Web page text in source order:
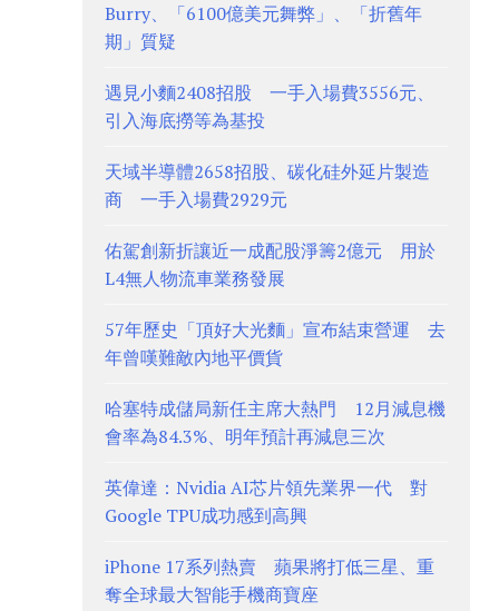
Burry、「6100億美元舞弊」、「折舊年
期」質疑
遇見小麵2408招股 一手入場費3556元、
引入海底撈等為基投
天域半導體2658招股、碳化硅外延片製造
商 一手入場費2929元
佑駕創新折讓近一成配股淨籌2億元 用於
L4無人物流車業務發展
57年歷史「頂好大光麵」宣布結束營運 去
年曾嘆難敵內地平價貨
哈塞特成儲局新任主席大熱門 12月減息機
會率為84.3%、明年預計再減息三次
英偉達：Nvidia AI芯片領先業界一代 對
Google TPU成功感到高興
iPhone 17系列熱賣 蘋果將打低三星、重
奪全球最大智能手機商寶座